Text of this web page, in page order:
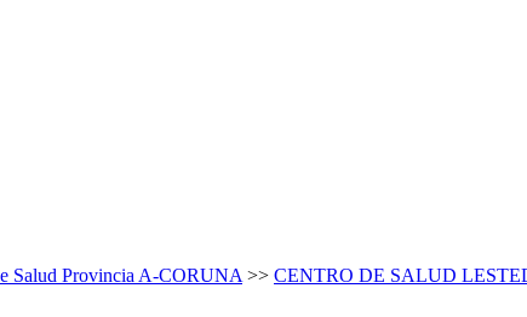
Salud Provincia A-CORUNA >> CENTRO DE SALUD